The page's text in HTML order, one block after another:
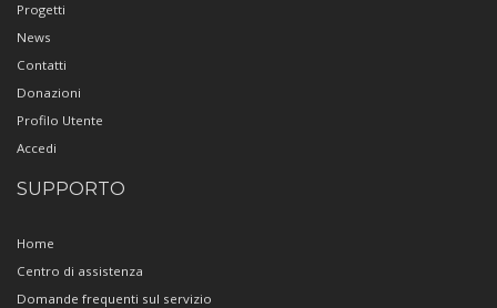
Progetti
News
Contatti
Donazioni
Profilo Utente
Accedi
SUPPORTO
Home
Centro di assistenza
Domande frequenti sul servizio